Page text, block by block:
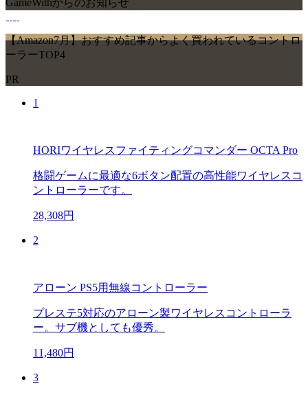
GameWithからのお知らせ
【Amazon7月】おすすめ記事からよく買われているコントロ
ーラーTOP4
PR
1
HORIワイヤレスファイティングコマンダー OCTA Pro
格闘ゲームに最適な6ボタン配置の高性能ワイヤレスコ
ントローラーです。
28,308円
2
アローン PS5用無線コントローラー
プレステ5対応のアローン製ワイヤレスコントローラ
ー。サブ機としても優秀。
11,480円
3